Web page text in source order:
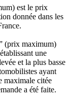
est le prix
donnée dans les
(prix maximum)
une
et la plus basse
ayant
maximale citée
a été faite.